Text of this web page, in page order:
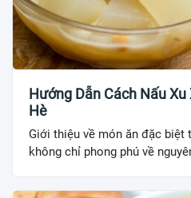
Hướng Dẫn Cách Nấu
Hè
Giới thiệu về món ăn đặc
không chỉ phong phú về